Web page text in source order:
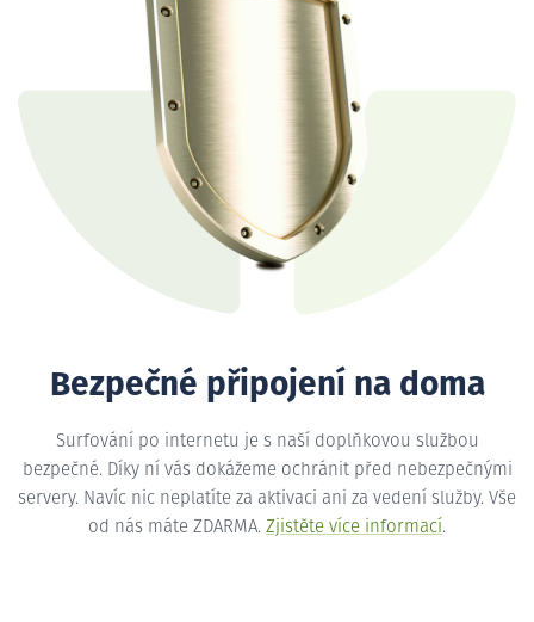
Bezpečné připojení na doma
Surfování po internetu je s naší doplňkovou službou
bezpečné. Díky ní vás dokážeme ochránit před nebezpečnými
servery. Navíc nic neplatíte za aktivaci ani za vedení služby. Vše
od nás máte ZDARMA. Zjistěte více informací.